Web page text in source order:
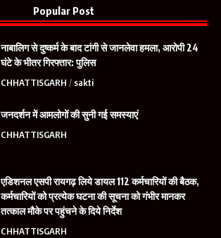
Popular Post
नाबालिग से दुष्कर्म के बाद टांगी से जानलेवा हमला, आरोपी 24
घंटे के भीतर गिरफ्तार: पुलिस
CHHATTISGARH sakti
जनदर्शन में आमलोगों की सुनी गई समस्याएं
CHHATTISGARH
एडिशनल एसपी रायगढ़ लिये डायल 112 कर्मचारियों की बैठक,
कर्मचारियों को प्रत्येक घटना की सूचना को गंभीर मानकर
तत्काल मौके पर पहुंचने के दिये निर्देश
CHHATTISGARH